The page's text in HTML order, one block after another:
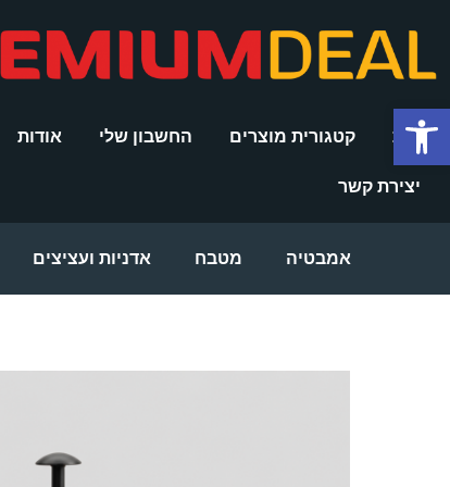
פתח סרגל נגישות
בית קטגורית מוצרים החשבון שלי אודות
יצירת קשר
אמבטיה מטבח אדניות ועציצים